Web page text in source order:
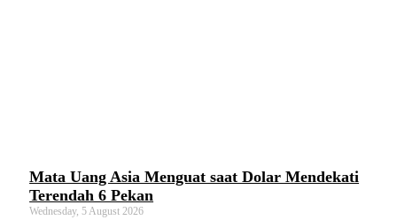
Mata Uang Asia Menguat saat Dolar Mendekati
Terendah 6 Pekan
Wednesday, 5 August 2026